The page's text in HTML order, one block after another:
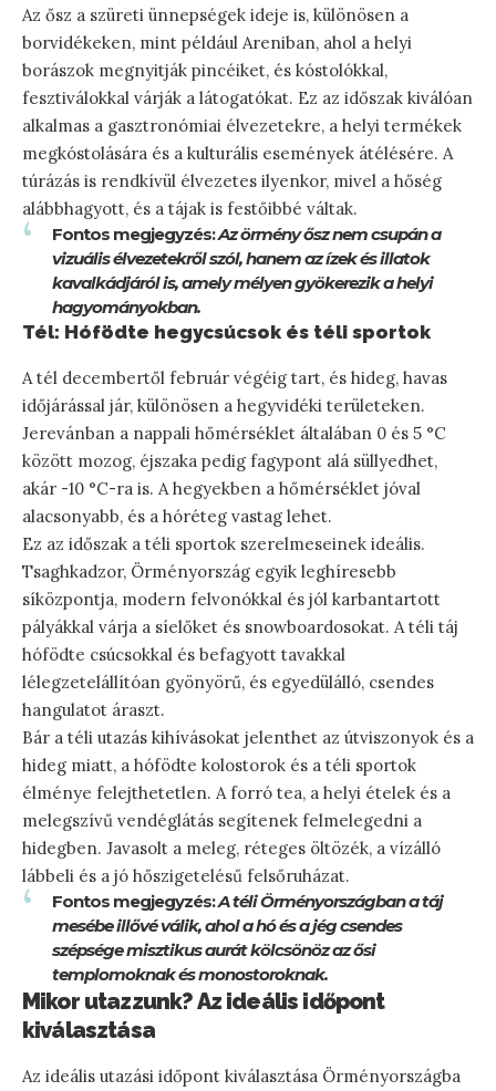
Az ősz a szüreti ünnepségek ideje is, különösen a
borvidékeken, mint például Areniban, ahol a helyi
borászok megnyitják pincéiket, és kóstolókkal,
fesztiválokkal várják a látogatókat. Ez az időszak kiválóan
alkalmas a gasztronómiai élvezetekre, a helyi termékek
megkóstolására és a kulturális események átélésére. A
túrázás is rendkívül élvezetes ilyenkor, mivel a hőség
alábbhagyott, és a tájak is festőibbé váltak.
Fontos megjegyzés:Az örmény ősz nem csupán a
vizuális élvezetekről szól, hanem az ízek és illatok
kavalkádjáról is, amely mélyen gyökerezik a helyi
hagyományokban.
Tél: Hófödte hegycsúcsok és téli sportok
A tél decembertől február végéig tart, és hideg, havas
időjárással jár, különösen a hegyvidéki területeken.
Jerevánban a nappali hőmérséklet általában 0 és 5 °C
között mozog, éjszaka pedig fagypont alá süllyedhet,
akár -10 °C-ra is. A hegyekben a hőmérséklet jóval
alacsonyabb, és a hóréteg vastag lehet.
Ez az időszak a téli sportok szerelmeseinek ideális.
Tsaghkadzor, Örményország egyik leghíresebb
síközpontja, modern felvonókkal és jól karbantartott
pályákkal várja a síelőket és snowboardosokat. A téli táj
hófödte csúcsokkal és befagyott tavakkal
lélegzetelállítóan gyönyörű, és egyedülálló, csendes
hangulatot áraszt.
Bár a téli utazás kihívásokat jelenthet az útviszonyok és a
hideg miatt, a hófödte kolostorok és a téli sportok
élménye felejthetetlen. A forró tea, a helyi ételek és a
melegszívű vendéglátás segítenek felmelegedni a
hidegben. Javasolt a meleg, réteges öltözék, a vízálló
lábbeli és a jó hőszigetelésű felsőruházat.
Fontos megjegyzés:A téli Örményországban a táj
mesébe illővé válik, ahol a hó és a jég csendes
szépsége misztikus aurát kölcsönöz az ősi
templomoknak és monostoroknak.
Mikor utazzunk? Az ideális időpont
kiválasztása
Az ideális utazási időpont kiválasztása Örményországba